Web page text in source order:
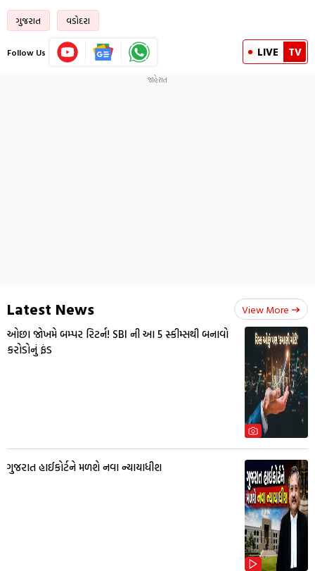
ગુજરાત વડોદરા
Follow Us LIVE TV
Latest News View More
ઓછા જોખમે બમ્પર રિટર્ન! SBI ની આ 5 સ્કીમ્સથી બનાવો
કરોડોનું ફંડ
ગુજરાત હાઈકોર્ટને મળશે નવા ન્યાયાધીશ